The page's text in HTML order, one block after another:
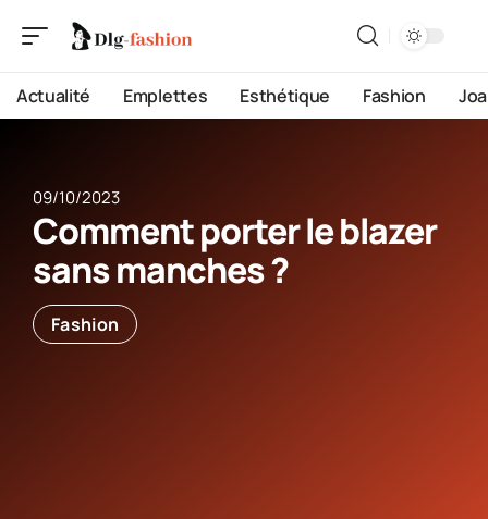
Actualité Emplettes Esthétique Fashion
09/10/2023
Comment porter le blazer
sans manches ?
Fashion